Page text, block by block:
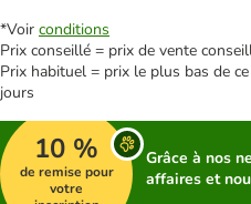
*Voir conditions
Prix conseillé = prix de vente
Prix habituel = prix le plus bas de
jours
10 %
de remise pour
votre
Grâce à nos
affaires et